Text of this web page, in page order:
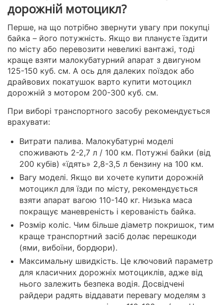
дорожній мотоцикл?
Перше, на що потрібно звернути увагу при покупці
байка – його потужність. Якщо ви плануєте їздити
по місту або перевозити невеликі вантажі, тоді
краще взяти малокубатурний апарат з двигуном
125-150 куб. см. А ось для далеких поїздок або
драйвових покатушок варто купити мотоцикл
дорожній з мотором 200-300 куб. см.
При виборі транспортного засобу рекомендується
врахувати:
Витрати палива. Малокубатурні моделі
споживають 2-2,7 л / 100 км. Потужні байки (від
200 кубів) «їдять» 2,8-3,5 л бензину на 100 км.
Вагу моделі. Якщо ви хочете купити дорожній
мотоцикл для їзди по місту, рекомендується
взяти апарат вагою 110-140 кг. Низька маса
покращує маневреність і керованість байка.
Розмір коліс. Чим більше діаметр покришок, тим
краще транспортний засіб долає перешкоди
(ями, вибоїни, бордюри).
Максимальну швидкість. Це ключовий параметр
для класичних дорожніх мотоциклів, адже від
нього залежить безпека водія. Досвідчені
райдери радять віддавати перевагу моделям з